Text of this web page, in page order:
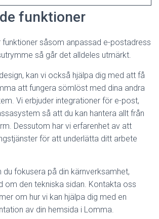
funktioner
funktioner såsom anpassad e-postadress
så går det alldeles utmärkt.
kan vi också hjälpa dig med att få
att fungera sömlöst med dina andra
Vi erbjuder integrationer för e-post,
så att du kan hantera allt från
Dessutom har vi erfarenhet av att
för att underlätta ditt arbete
du fokusera på din kärnverksamhet,
om den tekniska sidan. Kontakta oss
om hur vi kan hjälpa dig med en
av din hemsida i Lomma.